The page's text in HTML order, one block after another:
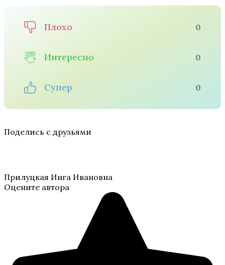
Плохо 0
Интересно 0
Супер 0
Поделись с друзьями
Прилуцкая Инга Ивановна
Оцените автора